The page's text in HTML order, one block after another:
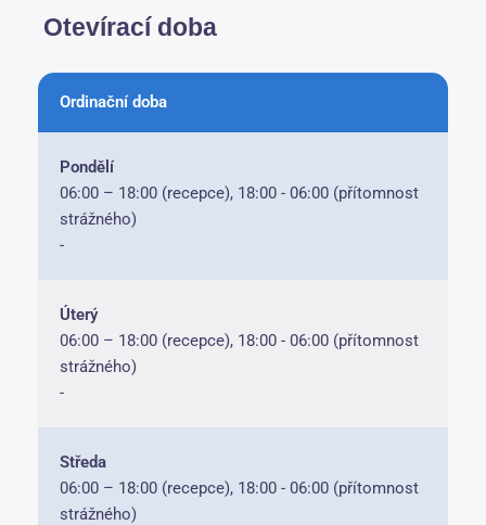
Otevírací doba
Ordinační doba
Pondělí
06:00 – 18:00 (recepce), 18:00 - 06:00 (přítomnost
strážného)
-
Úterý
06:00 – 18:00 (recepce), 18:00 - 06:00 (přítomnost
strážného)
-
Středa
06:00 – 18:00 (recepce), 18:00 - 06:00 (přítomnost
strážného)